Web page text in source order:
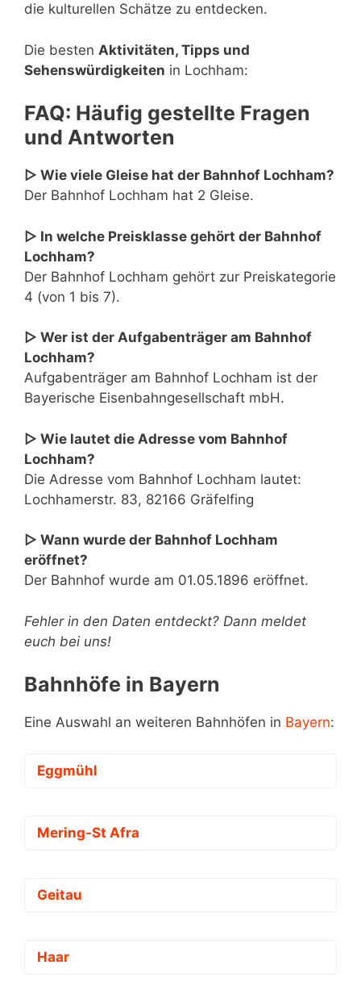
die kulturellen Schätze zu entdecken.
Die besten Aktivitäten, Tipps und
Sehenswürdigkeiten in Lochham:
FAQ: Häufig gestellte Fragen
und Antworten
▷ Wie viele Gleise hat der Bahnhof Lochham?
Der Bahnhof Lochham hat 2 Gleise.
▷ In welche Preisklasse gehört der Bahnhof
Lochham?
Der Bahnhof Lochham gehört zur Preiskategorie
4 (von 1 bis 7).
▷ Wer ist der Aufgabenträger am Bahnhof
Lochham?
Aufgabenträger am Bahnhof Lochham ist der
Bayerische Eisenbahngesellschaft mbH.
▷ Wie lautet die Adresse vom Bahnhof
Lochham?
Die Adresse vom Bahnhof Lochham lautet:
Lochhamerstr. 83, 82166 Gräfelfing
▷ Wann wurde der Bahnhof Lochham
eröffnet?
Der Bahnhof wurde am 01.05.1896 eröffnet.
Fehler in den Daten entdeckt? Dann meldet
euch bei uns!
Bahnhöfe in Bayern
Eine Auswahl an weiteren Bahnhöfen in Bayern:
Eggmühl
Mering-St Afra
Geitau
Haar